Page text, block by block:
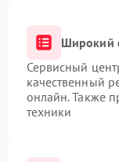
Широкий
Сервисный
качественный
онлайн. Также
техники